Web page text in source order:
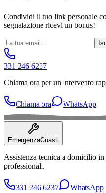
Condividi il tuo link personale
segnalazione ricevi un bonus!
331 246 6237
Chiama ora per un intervento
Chiama ora WhatsApp
EmergenzaGuasti
Assistenza tecnica a domicilio in
professionali.
331 246 6237 WhatsApp